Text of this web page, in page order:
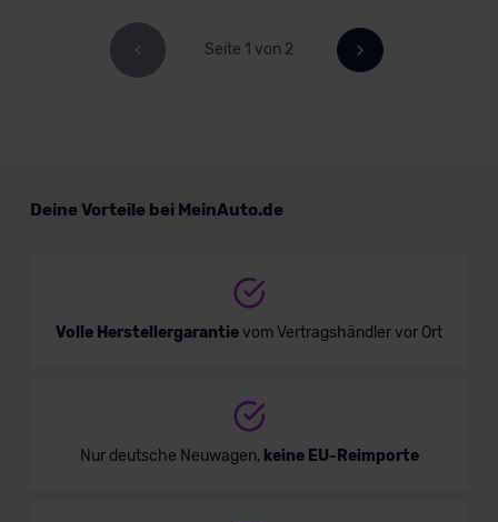
Seite 1 von 2
Deine Vorteile bei MeinAuto.de
Volle Herstellergarantievom Vertragshändler vor Ort
Nur deutsche Neuwagen, keine EU-Reimporte